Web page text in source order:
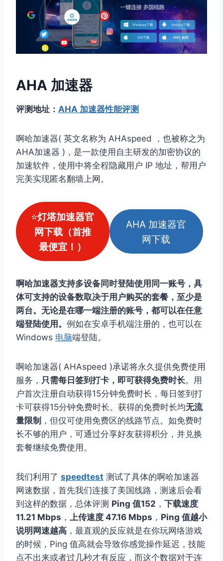
AHA 加速器
评测地址： AHA 加速器性能评测
啊哈加速器( 英文名称为 AHAspeed ，也被称之为
AHA加速器 )，是一款使用自主研发的加密协议的
加速软件，使用中将全程隐藏用户 IP 地址，帮用户
完美实现匿名翻墙上网。
⭐灯塔加速器官
网下载（首推
最便宜！）
AHA 加速器官
网下载
啊哈加速器支持多设备同时登陆使用同一账号，具
体可支持的设备数取决于用户购买的套餐，至少是
两台。无论是在哪一端注册的账号，都可以在任意
端登陆使用。 例如在安卓手机端注册的，也可以在
Windows 电脑端登陆。
啊哈加速器( AHAspeed )承诺将永久提供免费使用
服务， 只需每日签到打卡，即可获得免费时长。用
户首次注册自动获得15分钟免费时长，每日签到打
卡可获得15分钟免费时长。获得的免费时长均无流
量限制 ，但仅可使用免费区的线路节点。如免费时
长不够的用户，可通过分享好友获得积分，并兑换
套餐继续免费使用。
我们利用了 speedtest 测试了具体的啊哈加速器
网速数据，首先我们连接了美国线路，测速后会看
到这样的数据，总体评测 Ping 值152 ， 下载速度
11.21 Mbps ， 上传速度 47.16 Mbps ， Ping 值越小
说明网速越高 ，最直观的反应就是在你玩网络游戏
的时候，Ping 值高就会导致你感觉操作延迟，技能
点不出来或者过几秒才有反应，而这个数据对于连